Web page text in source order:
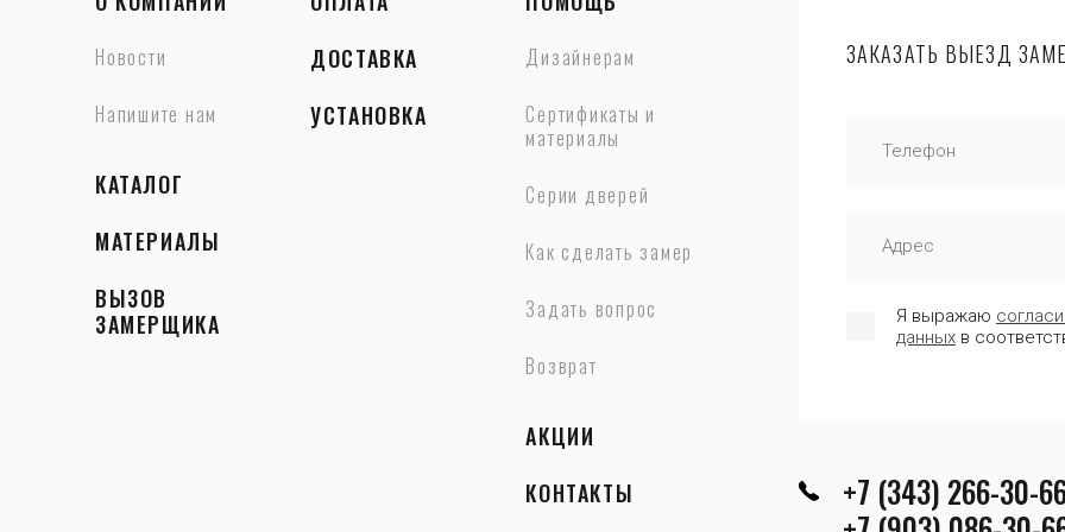
Новости
Напишите нам
КАТАЛОГ
МАТЕРИАЛЫ
ВЫЗОВ
ЗАМЕРЩИКА
ДОСТАВКА
УСТАНОВКА
Дизайнерам
Сертификаты и
материалы
Серии дверей
Как сделать замер
Задать вопрос
Возврат
АКЦИИ
КОНТАКТЫ
ЗАКАЗАТЬ ВЫЕЗД
Я выражаю
данных в
+7 (343) 266-30-